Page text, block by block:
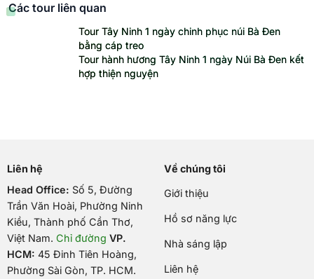
Các tour liên quan
Tour Tây Ninh 1 ngày chinh phục núi Bà Đen
bằng cáp treo
Tour hành hương Tây Ninh 1 ngày Núi Bà Đen kết
hợp thiện nguyện
Liên hệ
Head Office: Số 5, Đường
Trần Văn Hoài, Phường Ninh
Kiều, Thành phố Cần Thơ,
Việt Nam. Chỉ đường VP.
HCM: 45 Đinh Tiên Hoàng,
Phường Sài Gòn, TP. HCM.
Về chúng tôi
Giới thiệu
Hồ sơ năng lực
Nhà sáng lập
Liên hệ